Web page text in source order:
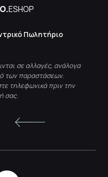
ESHOP
Πωλητήριο
σε αλλαγές, ανάλογα
των παραστάσεων.
τηλεφωνικά πριν την
σας.